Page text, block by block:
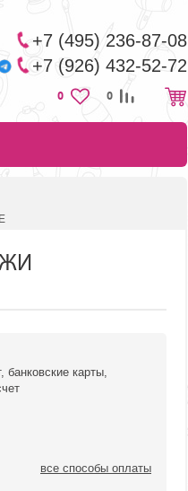
+7 (495) 236-87-08
+7 (926) 432-52-72
0 0
банковские карты,
все способы оплаты